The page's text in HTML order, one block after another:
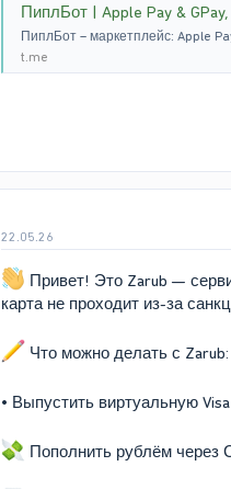
ПиплБот | Apple Pay &
ПиплБот – маркетплейс: Apple
t.me
22.05.26
Привет! Это Zarub —
карта не проходит из-за
Что можно делать с Zarub:
• Выпустить виртуальную Visa
Пополнить рублём через